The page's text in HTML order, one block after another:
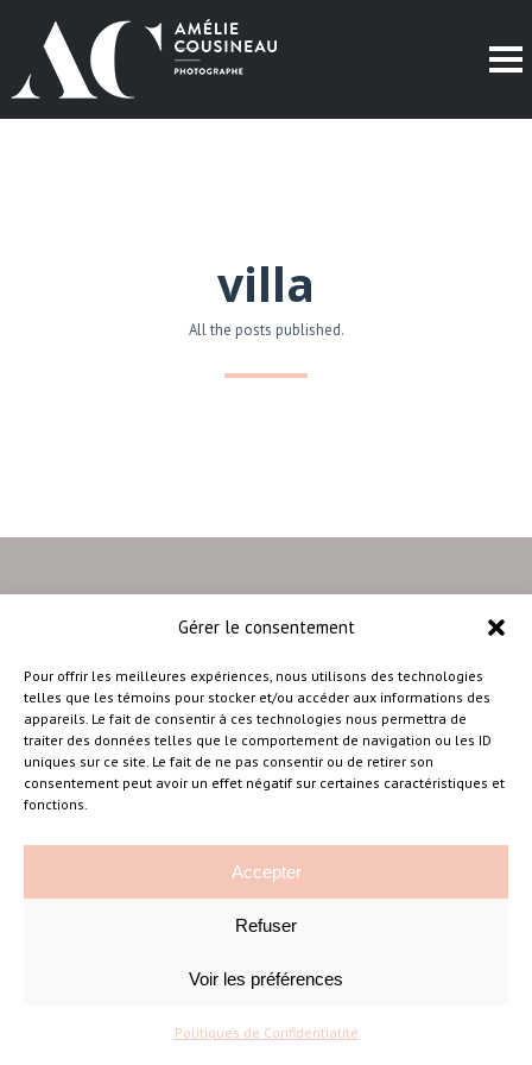
Gérer le consentement
Pour offrir les meilleures expériences, nous utilisons des technologies
telles que les témoins pour stocker et/ou accéder aux informations des
appareils. Le fait de consentir à ces technologies nous permettra de
traiter des données telles que le comportement de navigation ou les ID
uniques sur ce site. Le fait de ne pas consentir ou de retirer son
consentement peut avoir un effet négatif sur certaines caractéristiques et
fonctions.
Accepter
Refuser
Voir les préférences
Politiques de Confidentialité
villa
All the posts published.
Amélie Cousineau Photographe
©Amelie Cousineau Photographe